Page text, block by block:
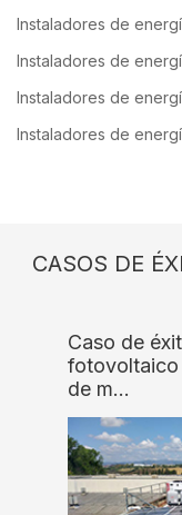
Instaladores de
Instaladores de
Instaladores de
Instaladores de
CASOS DE
Caso de
fotovoltaico
de m…